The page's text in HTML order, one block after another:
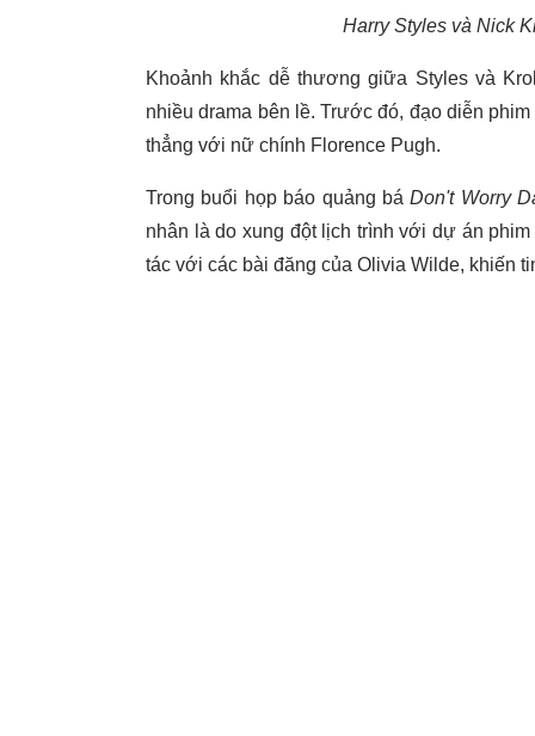
Harry Styles và Nick
Khoảnh khắc dễ thương giữa Styles và
nhiều drama bên lề. Trước đó, đạo diễn
thẳng với nữ chính Florence Pugh.
Trong buổi họp báo quảng báDon't Worry
nhân là do xung đột lịch trình với dự án phim
tác với các bài đăng của Olivia Wilde, khiến